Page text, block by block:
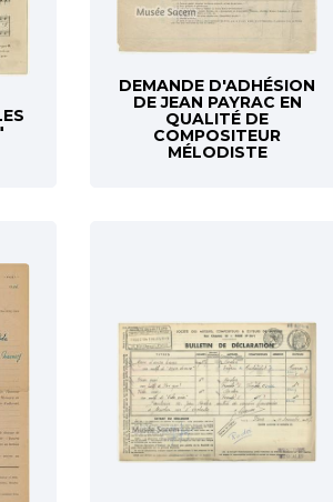
DEMANDE D'ADHÉSION
DE JEAN PAYRAC EN
QUALITÉ DE
COMPOSITEUR
MÉLODISTE